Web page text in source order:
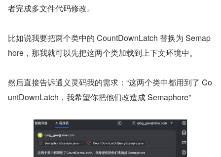
者完成多文件代码修改。
比如说我要把两个类中的 CountDownLatch 替换为 Semap
hore，那我就可以先把这两个类加载到上下文环境中。
然后直接告诉通义灵码我的需求：“这两个类中都用到了 Co
untDownLatch，我希望你把他们改造成 Semaphore”